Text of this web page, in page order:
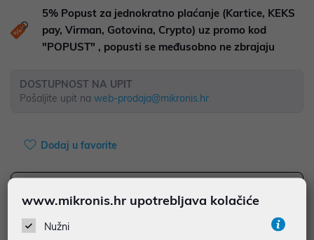
5% Popust za jednokratno plaćanje (Kartice, KEKS
pay, Virman, Gotovina, Crypto) uz promo kod
"POPUST" , popusti se međusobno ne zbrajaju
DOSTUPNOST NA UPIT
Pošaljite upit na web-prodaja@mikronis.hr
Dodaj u favorite
najam za pravne osobe od 12 do 36 mj. već od 27,19 €
Vidi detalje
www.mikronis.hr upotrebljava kolačiće
Nužni